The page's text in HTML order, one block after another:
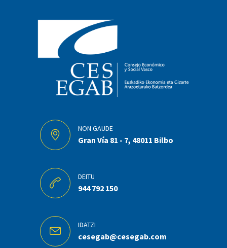
NON GAUDE
Gran Vía 81 - 7, 48011 Bilbo
DEITU
944 792 150
IDATZI
cesegab@cesegab.com